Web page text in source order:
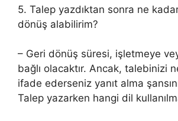
5. Talep yazdıktan sonra ne
dönüş alabilirim?
– Geri dönüş süresi, işletmeye
bağlı olacaktır. Ancak, talebinizi
ifade ederseniz yanıt alma
Talep yazarken hangi dil